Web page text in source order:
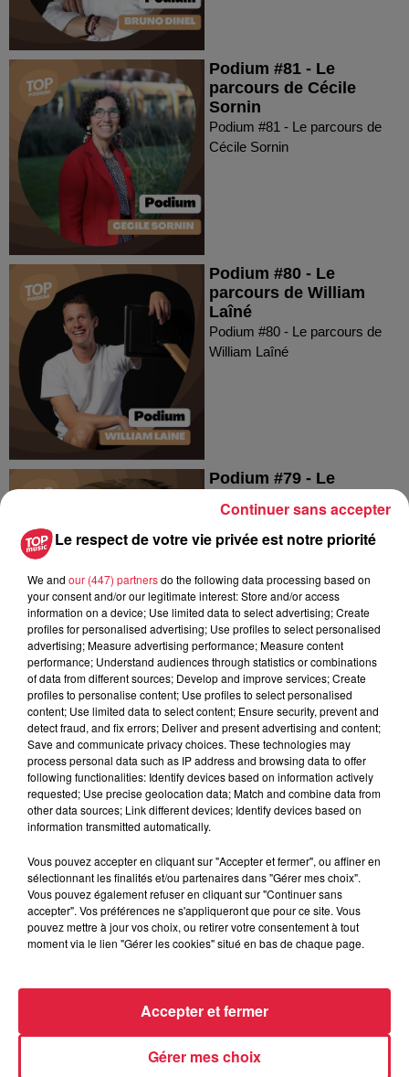
Podium #81 - Le
parcours de Cécile
Sornin
Podium #81 - Le parcours de
Cécile Sornin
Podium #80 - Le
parcours de William
Laîné
Podium #80 - Le parcours de
William Laîné
Podium #79 - Le
Schulé
Podium #79 - Le parcours de
Podium #78 - Le
parcours de Magali
Weller
PODIUM
Rencontre avec Michel-
Édouard Leclerc
PODIUM
Le respect de votre vie privée est notre priorité
We and our (447) partnersdo the following data processing based on
your consent and/or our legitimate interest: Store and/or access
information on a device; Use limited data to select advertising; Create
profiles for personalised advertising; Use profiles to select personalised
advertising; Measure advertising performance; Measure content
performance; Understand audiences through statistics or combinations
of data from different sources; Develop and improve services; Create
profiles to personalise content; Use profiles to select personalised
content; Use limited data to select content; Ensure security, prevent and
detect fraud, and fix errors; Deliver and present advertising and content;
Save and communicate privacy choices. These technologies may
process personal data such as IP address and browsing data to offer
following functionalities: Identify devices based on information actively
requested; Use precise geolocation data; Match and combine data from
other data sources; Link different devices; Identify devices based on
information transmitted automatically.
Vous pouvez accepter en cliquant sur "Accepter et fermer", ou affiner en
sélectionnant les finalités et/ou partenaires dans "Gérer mes choix".
Vous pouvez également refuser en cliquant sur "Continuer sans
accepter". Vos préférences ne s'appliqueront que pour ce site. Vous
pouvez mettre à jour vos choix, ou retirer votre consentement à tout
moment via le lien "Gérer les cookies" situé en bas de chaque page.
Gérer mes choix
Accepter et fermer
Continuer sans accepter